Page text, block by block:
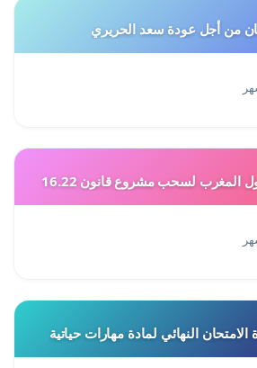
من أجل عودة سعد الحريري
المغرب لسحب مشروع قانون 16.22
النهائي لمادة مهارات حياتية